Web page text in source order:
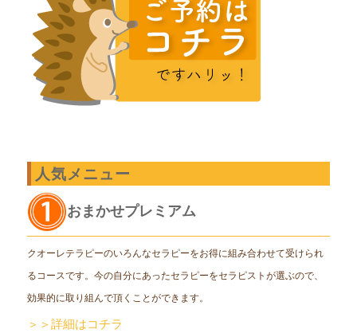
人気メニュー
おまかせプレミアム
クオーレテラピーのいろんなセラピーをお得に組み合わせて受けられ
るコースです。今の自分にあったセラピーをセラピストが選ぶので、
効果的に取り組んで頂くことができます。
＞＞詳細はコチラ